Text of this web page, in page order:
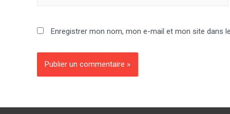
Enregistrer mon nom, mon e-mail et mon site dans